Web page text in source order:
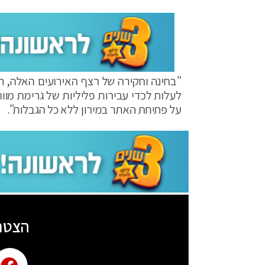
"בחינה וחקירה של רצף האירועים האלה,
לעלות לכדי עבירות פליליות של גרימת
על פתיחת האתר במירון ללא כל הגבלות".